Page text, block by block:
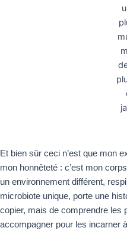
Et bien sûr ceci n’est que mon
mon honnêteté : c’est mon
un environnement différent,
microbiote unique, porte une
copier, mais de comprendre les
accompagner pour les incarner à